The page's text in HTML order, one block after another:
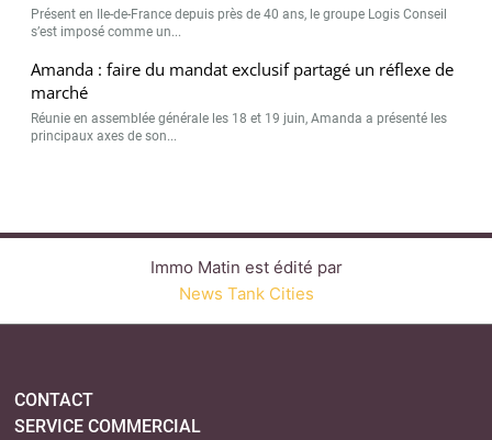
Présent en Ile-de-France depuis près de 40 ans, le groupe Logis Conseil
s’est imposé comme un...
Amanda : faire du mandat exclusif partagé un réflexe de
marché
Réunie en assemblée générale les 18 et 19 juin, Amanda a présenté les
principaux axes de son...
Immo Matin est édité par
News Tank Cities
CONTACT
SERVICE COMMERCIAL